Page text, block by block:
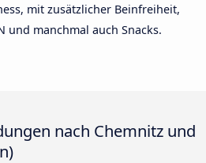
mit zusätzlicher Beinfreiheit,
und manchmal auch Snacks.
nach Chemnitz und